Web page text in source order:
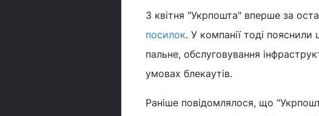
З квітня "Укрпошта" вперше за
посилок. У компанії тоді
пальне, обслуговування
умовах блекаутів.
Раніше повідомлялося, що